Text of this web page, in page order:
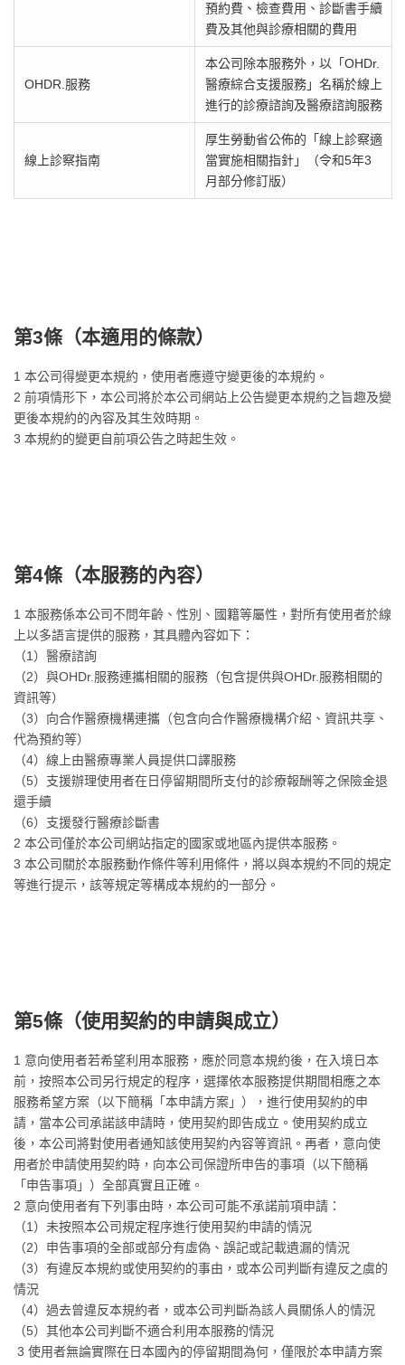
預約費、檢查費用、診斷書手續
費及其他與診療相關的費用
OHDR.服務
本公司除本服務外，以「OHDr.
醫療綜合支援服務」名稱於線上
進行的診療諮詢及醫療諮詢服務
線上診察指南
厚生勞動省公佈的「線上診察適
當實施相關指針」（令和5年3
月部分修訂版）
第3條（本適用的條款）
1 本公司得變更本規約，使用者應遵守變更後的本規約。
2 前項情形下，本公司將於本公司網站上公告變更本規約之旨趣及變
更後本規約的內容及其生效時期。
3 本規約的變更自前項公告之時起生效。
第4條（本服務的內容）
1 本服務係本公司不問年齡、性別、國籍等屬性，對所有使用者於線
上以多語言提供的服務，其具體內容如下：
（1）醫療諮詢
（2）與OHDr.服務連攜相關的服務（包含提供與OHDr.服務相關的
資訊等）
（3）向合作醫療機構連攜（包含向合作醫療機構介紹、資訊共享、
代為預約等）
（4）線上由醫療專業人員提供口譯服務
（5）支援辦理使用者在日停留期間所支付的診療報酬等之保險金退
還手續
（6）支援發行醫療診斷書
2 本公司僅於本公司網站指定的國家或地區內提供本服務。
3 本公司關於本服務動作條件等利用條件，將以與本規約不同的規定
等進行提示，該等規定等構成本規約的一部分。
第5條（使用契約的申請與成立）
1 意向使用者若希望利用本服務，應於同意本規約後，在入境日本
前，按照本公司另行規定的程序，選擇依本服務提供期間相應之本
服務希望方案（以下簡稱「本申請方案」），進行使用契約的申
請，當本公司承諾該申請時，使用契約即告成立。使用契約成立
後，本公司將對使用者通知該使用契約內容等資訊。再者，意向使
用者於申請使用契約時，向本公司保證所申告的事項（以下簡稱
「申告事項」）全部真實且正確。
2 意向使用者有下列事由時，本公司可能不承諾前項申請：
（1）未按照本公司規定程序進行使用契約申請的情況
（2）申告事項的全部或部分有虛偽、誤記或記載遺漏的情況
（3）有違反本規約或使用契約的事由，或本公司判斷有違反之虞的
情況
（4）過去曾違反本規約者，或本公司判斷為該人員關係人的情況
（5）其他本公司判斷不適合利用本服務的情況
3 使用者無論實際在日本國內的停留期間為何，僅限於本申請方案